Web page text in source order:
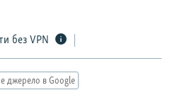
без VPN
джерело в Google